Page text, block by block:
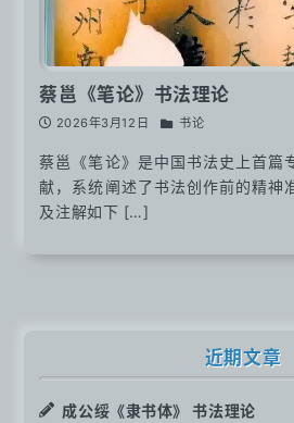
蔡邕《笔论》书法理论
2026年3月12日 书论
蔡邕《笔论》是中国书法史上首篇
献，系统阐述了书法创作前的精神
及注解如下 […]
近期文章
成公绥《隶书体》 书法理论